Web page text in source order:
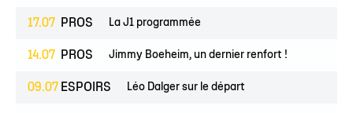
17.07 PROS La J1 programmée
14.07 PROS Jimmy Boeheim, un dernier renfort !
09.07 ESPOIRS Léo Dalger sur le départ